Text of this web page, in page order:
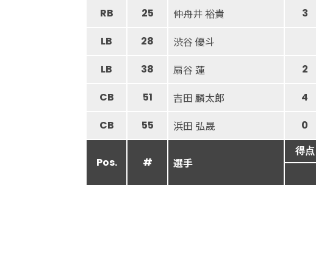
RB
25 仲舟井 裕貴 3
LB
28 渋谷 優斗
LB
38 扇谷 蓮 2
CB
51 吉田 麟太郎 4
CB
55 浜田 弘晟 0
Pos. # 選手
得点